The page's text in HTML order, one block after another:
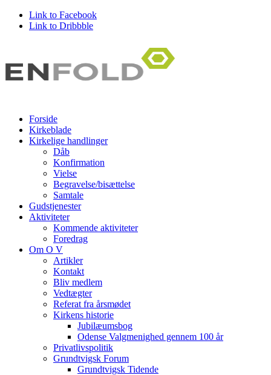
Link to Facebook
Link to Dribbble
Forside
Kirkeblade
Kirkelige handlinger
Dåb
Konfirmation
Vielse
Begravelse/bisættelse
Samtale
Gudstjenester
Aktiviteter
Kommende aktiviteter
Foredrag
Om O V
Artikler
Kontakt
Bliv medlem
Vedtægter
Referat fra årsmødet
Kirkens historie
Jubilæumsbog
Odense Valgmenighed gennem 100 år
Privatlivspolitik
Grundtvigsk Forum
Grundtvigsk Tidende